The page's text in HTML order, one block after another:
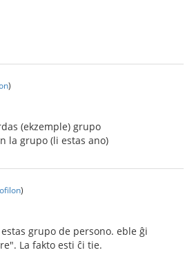
)
(ekzemple) grupo
la grupo (li estas ano)
)
grupo de persono. eble ĝi
La fakto esti ĉi tie.